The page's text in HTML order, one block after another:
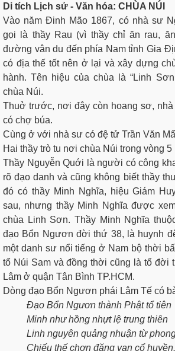
Di tích Lịch sử - Văn hóa: CHÙA NÚI
Vào năm Đinh Mão 1867, có nhà sư
gọi là thầy Rau (vì thầy chỉ ăn rau,
đường vân du đến phía Nam tỉnh Gia
có địa thế tốt nên ở lại và xây dựng
hành. Tên hiệu của chùa là “Linh
chùa Núi.
Thuở trước, nơi đây còn hoang sơ,
có chợ búa.
Cùng ở với nhà sư có đệ tử Trần Văn
Hai thầy trò tu nơi chùa Núi trong vòng
Thầy Nguyễn Quới là người có công
rõ đạo danh và cũng không biết thầy
đó có thầy Minh Nghĩa, hiệu Giám
sau, nhưng thầy Minh Nghĩa được
chùa Linh Sơn. Thầy Minh Nghĩa
đạo Bổn Ngươn đời thứ 38, là huynh
một danh sư nổi tiếng ở Nam bộ thời
tổ Núi Sam và đồng thời cũng là tổ đời
Lâm ở quận Tân Bình TP.HCM.
Dòng đạo Bổn Ngươn phái Lâm Tế có
Đạo Bổn Ngươn thành Phật tổ tiên
Minh như hồng nhựt lệ trung thiên
Linh nguyên quảng nhuận từ
Chiếu thế chơn đăng vạn cổ huyền.